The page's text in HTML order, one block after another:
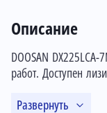
Описание
DOOSAN
работ. Доступен
Развернуть